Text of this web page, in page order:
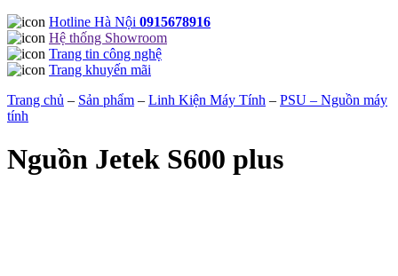
Hotline Hà Nội 0915678916
Hệ thống Showroom
Trang tin công nghệ
Trang khuyến mãi
Trang chủ – Sản phẩm – Linh Kiện Máy Tính – PSU – Nguồn máy
tính
Nguồn Jetek S600 plus